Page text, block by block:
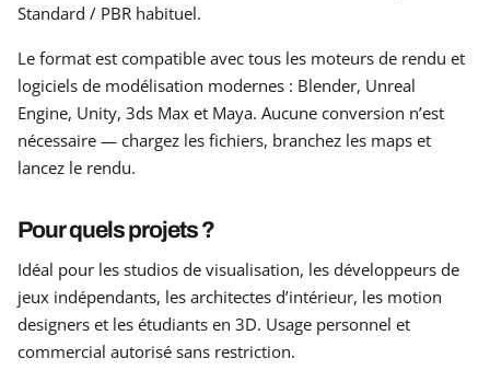
Standard / PBR habituel.
Le format est compatible avec tous les moteurs de rendu et
logiciels de modélisation modernes : Blender, Unreal
Engine, Unity, 3ds Max et Maya. Aucune conversion n’est
nécessaire — chargez les fichiers, branchez les maps et
lancez le rendu.
Pour quels projets ?
Idéal pour les studios de visualisation, les développeurs de
jeux indépendants, les architectes d’intérieur, les motion
designers et les étudiants en 3D. Usage personnel et
commercial autorisé sans restriction.